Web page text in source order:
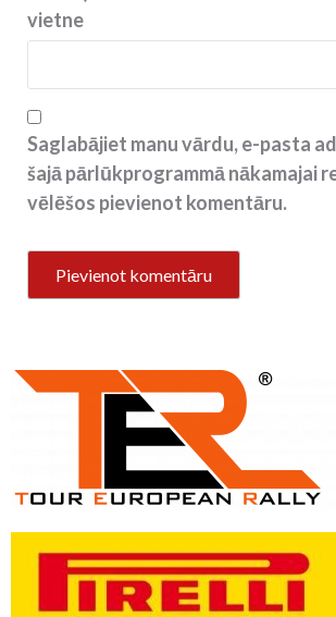
vietne
Saglabājiet manu vārdu, e-pasta
šajā pārlūkprogrammā nākamajai
vēlēšos pievienot komentāru.